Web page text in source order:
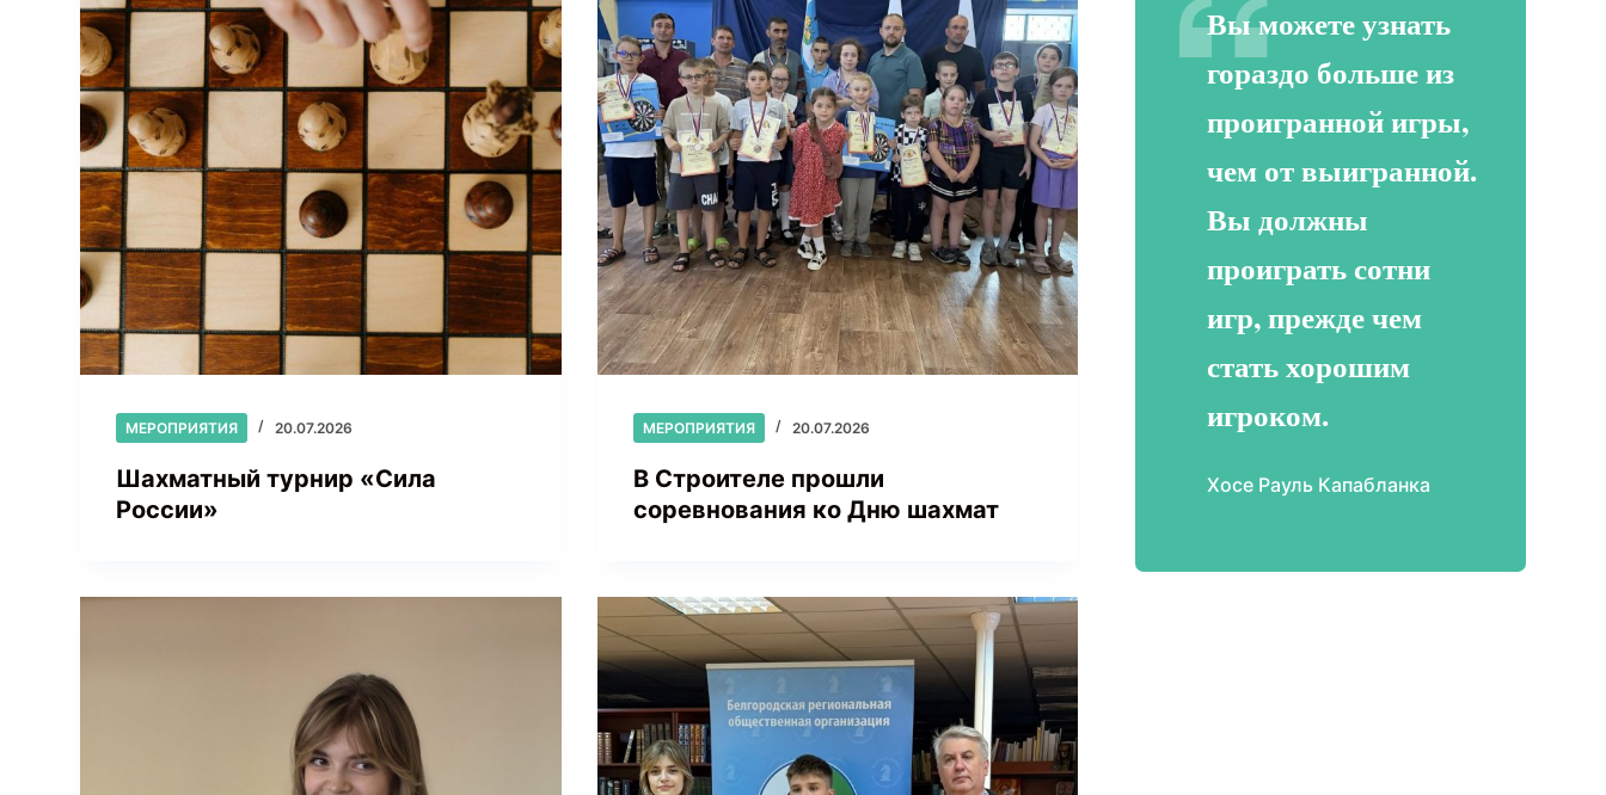
МЕРОПРИЯТИЯ 20.07.2026
Шахматный турнир «Сила
России»
МЕРОПРИЯТИЯ 20.07.2026
В Строителе прошли
соревнования ко Дню шахмат
Вы можете узнать
гораздо больше из
проигранной игры,
чем от выигранной.
Вы должны
проиграть сотни
игр, прежде чем
стать хорошим
игроком.
Хосе Рауль Капабланка